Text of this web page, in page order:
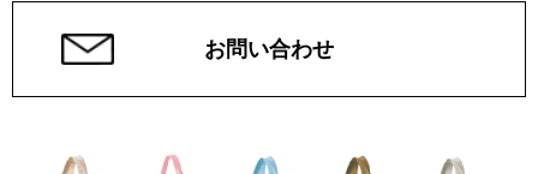
お問い合わせ